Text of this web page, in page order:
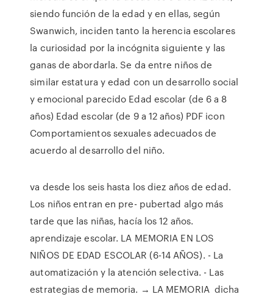
siendo función de la edad y en ellas, según
Swanwich, inciden tanto la herencia escolares
la curiosidad por la incógnita siguiente y las
ganas de abordarla. Se da entre niños de
similar estatura y edad con un desarrollo social
y emocional parecido Edad escolar (de 6 a 8
años) Edad escolar (de 9 a 12 años) PDF icon
Comportamientos sexuales adecuados de
acuerdo al desarrollo del niño.
va desde los seis hasta los diez años de edad.
Los niños entran en pre- pubertad algo más
tarde que las niñas, hacía los 12 años.
aprendizaje escolar. LA MEMORIA EN LOS
NIÑOS DE EDAD ESCOLAR (6-14 AÑOS). - La
automatización y la atención selectiva. - Las
estrategias de memoria. → LA MEMORIA dicha